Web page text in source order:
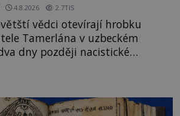
4.8.2026 2.7TIS
vědci otevírají hrobku
Tamerlána v uzbeckém
dny později nacistické
operaci Barbarossa a napadá
dat je natolik zarážející, že se
pravdy, nebo jde jen o fascinující